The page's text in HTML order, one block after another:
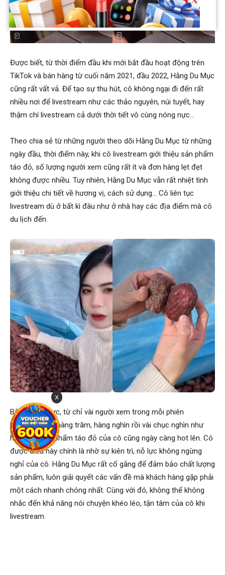
Được biết, từ thời điểm đầu khi mới bắt đầu hoạt động trên
TikTok và bán hàng từ cuối năm 2021, đầu 2022, Hằng Du Mục
cũng rất vất vả. Để tạo sự thu hút, cô không ngại đi đến rất
nhiều nơi để livestream như các thảo nguyên, núi tuyết, hay
thậm chí livestream cả dưới thời tiết vô cùng nóng nực…
Theo chia sẻ từ những người theo dõi Hằng Du Mục từ những
ngày đầu, thời điểm này, khi cô livestream giới thiệu sản phẩm
táo đỏ, số lượng người xem cũng rất ít và đơn hàng lẹt đẹt
không được nhiều. Tuy nhiên, Hằng Du Mục vẫn rất nhiệt tình
giới thiệu chi tiết về hương vị, cách sử dụng… Cô liên tục
livestream dù ở bất kì đâu như ở nhà hay các địa điểm mà cô
du lịch đến.
Bằng sự nỗ lực, từ chỉ vài người xem trong mỗi phiên
livestream tới hàng trăm, hàng nghìn rồi vài chục nghìn như
hiện nay, sản phẩm táo đỏ của cô cũng ngày càng hot lên. Có
được điều này chính là nhờ sự kiên trì, nỗ lực không ngừng
nghỉ của cô. Hằng Du Mục rất cố gắng để đảm bảo chất lượng
sản phẩm, luôn giải quyết các vấn đề mà khách hàng gặp phải
một cách nhanh chóng nhất. Cùng với đó, không thể không
nhắc đến khả năng nói chuyện khéo léo, tận tâm của cô khi
livestream.
x